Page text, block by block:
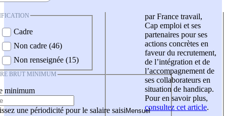
Cadre
Non cadre (46)
Non renseignée (15)
BRUT MINIMUM
minimum
une périodicité pour le salaire saisi
par France travail,
Cap emploi et ses
partenaires pour ses
actions concrètes en
faveur du recrutement,
de l’intégration et de
l’accompagnement de
ses collaborateurs en
situation de handicap.
Pour en savoir plus,
consultez cet article.